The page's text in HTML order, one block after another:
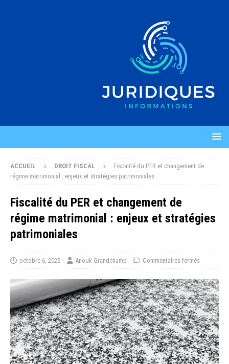
ACCUEIL DROIT FISCAL
Fiscalité du PER et changement de
régime matrimonial : enjeux et stratégies patrimoniales
Fiscalité du PER et changement de
régime matrimonial : enjeux et stratégies
patrimoniales
octobre 6, 2025 Anouk Grandchamp Commentaires fermés